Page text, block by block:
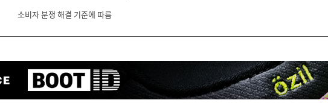
소비자 분쟁 해결 기준에 따름